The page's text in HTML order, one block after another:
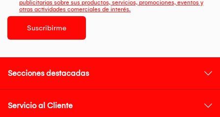
publicitarias sobre sus productos, servicios, promociones, eventos y
otras actividades comerciales de interés.
Suscribirme
Secciones destacadas
Servicio al Cliente